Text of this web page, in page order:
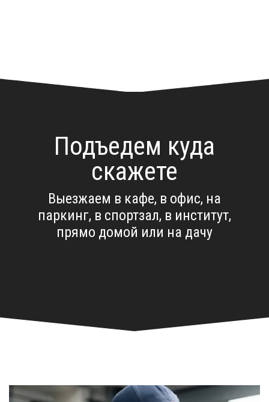
Подъедем куда
скажете
Выезжаем в кафе, в офис, на
паркинг, в спортзал, в институт,
прямо домой или на дачу